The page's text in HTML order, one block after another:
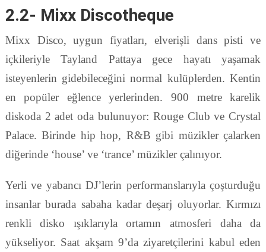
2.2- Mixx Discotheque
Mixx Disco, uygun fiyatları, elverişli dans pisti ve
içkileriyle Tayland Pattaya gece hayatı yaşamak
isteyenlerin gidebileceğini normal kulüplerden. Kentin
en popüler eğlence yerlerinden. 900 metre karelik
diskoda 2 adet oda bulunuyor: Rouge Club ve Crystal
Palace. Birinde hip hop, R&B gibi müzikler çalarken
diğerinde ‘house’ ve ‘trance’ müzikler çalınıyor.
Yerli ve yabancı DJ’lerin performanslarıyla çoşturduğu
insanlar burada sabaha kadar deşarj oluyorlar. Kırmızı
renkli disko ışıklarıyla ortamın atmosferi daha da
yükseliyor. Saat akşam 9’da ziyaretçilerini kabul eden